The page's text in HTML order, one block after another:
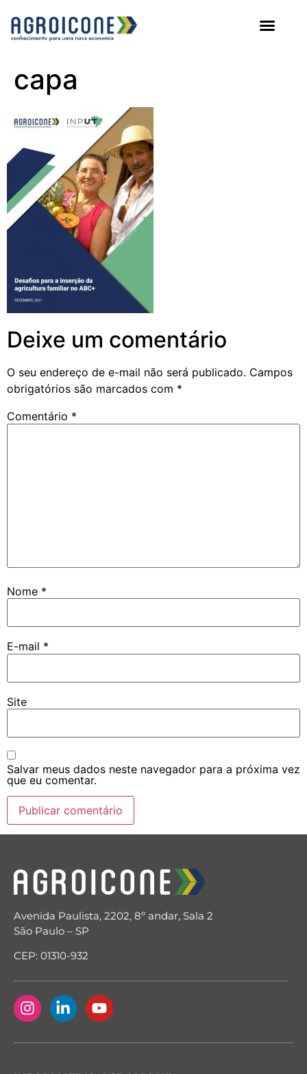
capa
Deixe um comentário
O seu endereço de e-mail não será publicado. Campos
obrigatórios são marcados com *
Comentário *
Nome *
E-mail *
Site
Salvar meus dados neste navegador para a próxima vez
que eu comentar.
Avenida Paulista, 2202, 8º andar, Sala 2
São Paulo – SP
CEP: 01310-932